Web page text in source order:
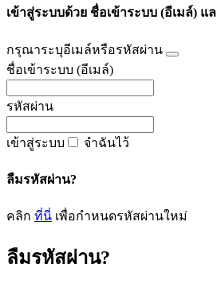
เข้าสู่ระบบด้วย ชื่อเข้าระบบ (อีเมล์)
กรุณาระบุอีเมล์หรือรหัสผ่าน
ชื่อเข้าระบบ (อีเมล์)
รหัสผ่าน
เข้าสู่ระบบ จำฉันไว้
ลืมรหัสผ่าน?
คลิก ที่นี่ เพื่อกำหนดรหัสผ่านใหม่
ลืมรหัสผ่าน?